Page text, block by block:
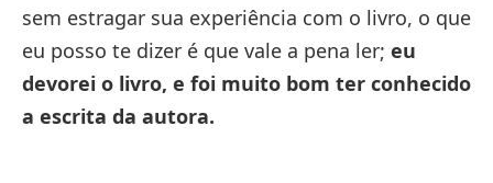
sem estragar sua experiência com o livro, o que
eu posso te dizer é que vale a pena ler; eu
devorei o livro, e foi muito bom ter conhecido
a escrita da autora.